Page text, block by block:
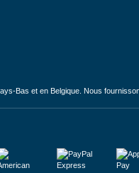
Bas et en Belgique. Nous